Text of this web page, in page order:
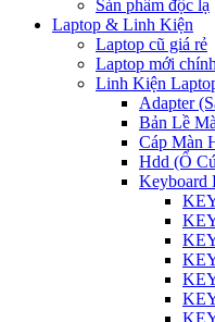
Sản phẩm độc lạ
Laptop & Linh Kiện
Laptop cũ giá rẻ
Laptop mới
Linh Kiện
Adapter
Bản Lề
Cáp Màn
Hdd (Ổ
Keyboard